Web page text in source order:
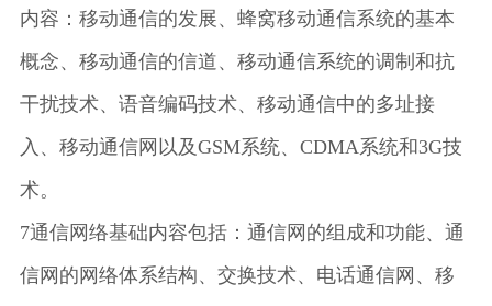
内容：移动通信的发展、蜂窝移动通信系统的基本
概念、移动通信的信道、移动通信系统的调制和抗
干扰技术、语音编码技术、移动通信中的多址接
入、移动通信网以及GSM系统、CDMA系统和3G技
术。
7通信网络基础内容包括：通信网的组成和功能、通
信网的网络体系结构、交换技术、电话通信网、移